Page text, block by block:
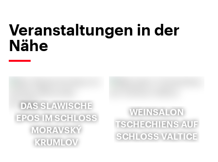
Veranstaltungen in der
Nähe
DAS SLAWISCHE
EPOS IM SCHLOSS
MORAVSKÝ
KRUMLOV
WEINSALON
TSCHECHIENS AUF
SCHLOSS VALTICE